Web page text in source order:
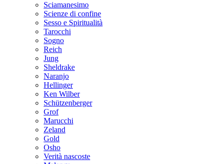
Sciamanesimo
Scienze di confine
Sesso e Spiritualità
Tarocchi
Sogno
Reich
Jung
Sheldrake
Naranjo
Hellinger
Ken Wilber
Schützenberger
Grof
Marucchi
Zeland
Gold
Osho
Verità nascoste